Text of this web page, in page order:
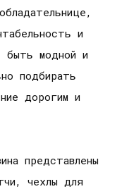
и
быть модной и
подбирать
дорогим и
представлены
чехлы для